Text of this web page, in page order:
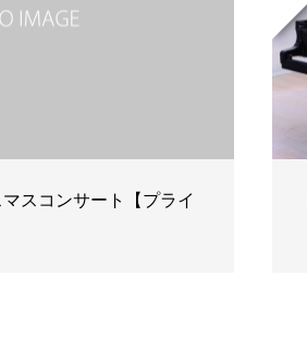
スコンサート【プライ